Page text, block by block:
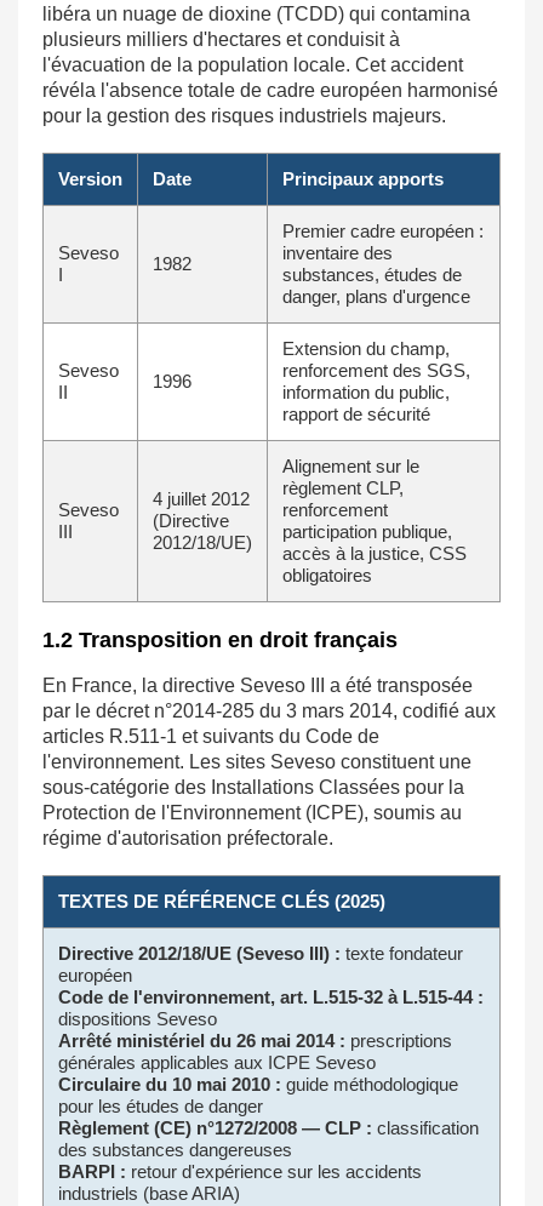
libéra un nuage de dioxine (TCDD) qui contamina
plusieurs milliers d'hectares et conduisit à
l'évacuation de la population locale. Cet accident
révéla l'absence totale de cadre européen harmonisé
pour la gestion des risques industriels majeurs.
Version Date Principaux apports
Seveso
I
1982
Premier cadre européen :
inventaire des
substances, études de
danger, plans d'urgence
Seveso
II
1996
Extension du champ,
renforcement des SGS,
information du public,
rapport de sécurité
Seveso
III
4 juillet 2012
(Directive
2012/18/UE)
Alignement sur le
règlement CLP,
renforcement
participation publique,
accès à la justice, CSS
obligatoires
1.2 Transposition en droit français
En France, la directive Seveso III a été transposée
par le décret n°2014-285 du 3 mars 2014, codifié aux
articles R.511-1 et suivants du Code de
l'environnement. Les sites Seveso constituent une
sous-catégorie des Installations Classées pour la
Protection de l'Environnement (ICPE), soumis au
régime d'autorisation préfectorale.
TEXTES DE RÉFÉRENCE CLÉS (2025)
Directive 2012/18/UE (Seveso III) : texte fondateur
européen
Code de l'environnement, art. L.515-32 à L.515-44 :
dispositions Seveso
Arrêté ministériel du 26 mai 2014 : prescriptions
générales applicables aux ICPE Seveso
Circulaire du 10 mai 2010 : guide méthodologique
pour les études de danger
Règlement (CE) n°1272/2008 — CLP : classification
des substances dangereuses
BARPI : retour d'expérience sur les accidents
industriels (base ARIA)